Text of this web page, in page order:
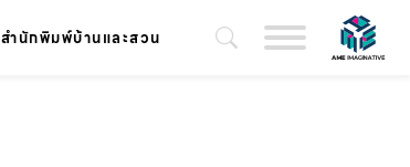
สำนักพิมพ์บ้านและสวน